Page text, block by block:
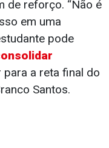
de reforço. “Não é
em uma
pode
para a reta final do
Santos.